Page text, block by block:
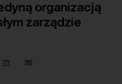
organizacją
zarządzie